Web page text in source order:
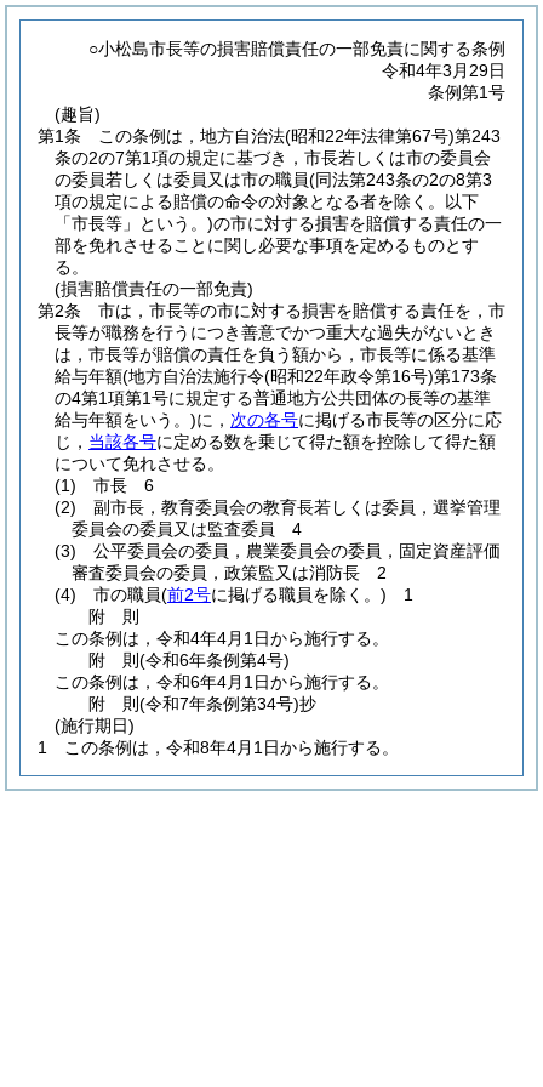
○小松島市長等の損害賠償責任の一部免責に関する条例
令和4年3月29日
条例第1号
(趣旨)
第1条
この条例は，地方自治法(昭和22年法律第67号)第243
条の2の7第1項の規定に基づき，市長若しくは市の委員会
の委員若しくは委員又は市の職員(同法第243条の2の8第3
項の規定による賠償の命令の対象となる者を除く。以下
「市長等」という。)の市に対する損害を賠償する責任の一
部を免れさせることに関し必要な事項を定めるものとす
る。
(損害賠償責任の一部免責)
第2条
市は，市長等の市に対する損害を賠償する責任を，市
長等が職務を行うにつき善意でかつ重大な過失がないとき
は，市長等が賠償の責任を負う額から，市長等に係る基準
給与年額(地方自治法施行令(昭和22年政令第16号)第173条
の4第1項第1号に規定する普通地方公共団体の長等の基準
給与年額をいう。)に， 次の各号に掲げる市長等の区分に応
じ， 当該各号に定める数を乗じて得た額を控除して得た額
について免れさせる。
(1)
市長 6
(2)
副市長，教育委員会の教育長若しくは委員，選挙管理
委員会の委員又は監査委員 4
(3)
公平委員会の委員，農業委員会の委員，固定資産評価
審査委員会の委員，政策監又は消防長 2
(4)
市の職員(前2号に掲げる職員を除く。) 1
附 則
この条例は，令和4年4月1日から施行する。
附 則(令和6年条例第4号)
この条例は，令和6年4月1日から施行する。
附 則(令和7年条例第34号)抄
(施行期日)
1
この条例は，令和8年4月1日から施行する。